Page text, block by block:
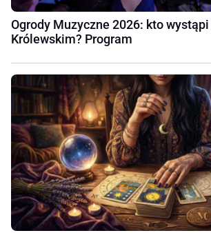
Ogrody Muzyczne 2026: kto
Królewskim? Program